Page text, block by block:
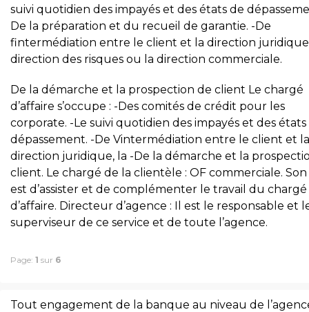
suivi quotidien des impayés et des états de
De la préparation et du recueil de garantie. -De
fintermédiation entre le client et la direction
direction des risques ou la direction commerciale.
De la démarche et la prospection de client Le chargé
d’affaire s’occupe : -Des comités de crédit pour les
corporate. -Le suivi quotidien des impayés et des états
dépassement. -De Vintermédiation entre le client et la
direction juridique, la -De la démarche et la
client. Le chargé de la clientèle : OF commerciale.
est d’assister et de complémenter le travail du chargé
d’affaire. Directeur d’agence : Il est le responsable et
superviseur de ce service et de toute l’agence.
Page: 1 sur 6
Tout engagement de la banque au niveau de